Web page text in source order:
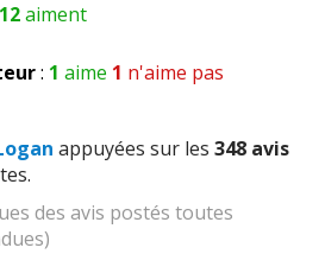
12aiment
: 1 aime 1 n'aime pas
appuyées sur les 348 avis
des avis postés toutes